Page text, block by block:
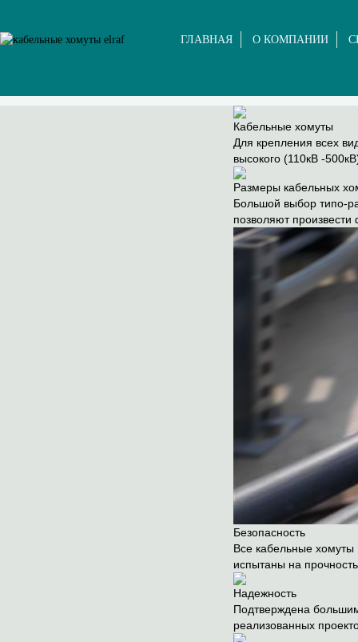
ГЛАВНАЯ О КОМПАНИИ
Кабельные хомуты
Для крепления всех
высокого (110кВ -
Размеры кабельных
Большой выбор типо-
позволяют
Безопасность
Все кабельные хомуты
испытаны на
Надежность
Подтверждена
реализованных